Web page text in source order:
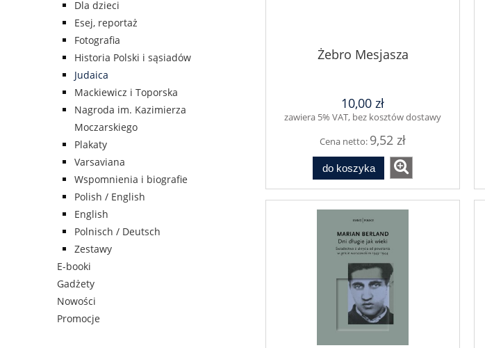
Dla dzieci
Esej, reportaż
Fotografia
Historia Polski i sąsiadów
Judaica
Mackiewicz i Toporska
Nagroda im. Kazimierza
Moczarskiego
Plakaty
Varsaviana
Wspomnienia i biografie
Polish / English
English
Polnisch / Deutsch
Zestawy
E-booki
Gadżety
Nowości
Promocje
Żebro Mesjasza
10,00 zł
zawiera 5% VAT, bez kosztów dostawy
Cena netto: 9,52 zł
do koszyka